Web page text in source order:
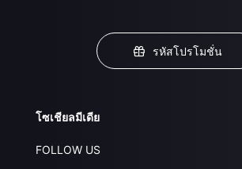
รหัสโปรโมชั่น
โซเชียลมีเดีย
FOLLOW US